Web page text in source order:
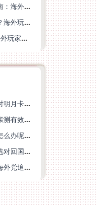
美国打我的起源加速器下载指南：海外玩国服游戏不再卡的终极方案
江南百景图国外加速器有哪些？海外玩家亲测好用的选择与避坑指南
去国外能打王国保卫战4吗？海外玩家国服游戏加速全攻略（附公主连结幻想江湖实测）
海外党必看：怎么在国外玩秦时明月卡牌版？附豆瓣EZCast地区限制破解法
海外怎么听酷我畅听？留学生亲测有效的华语内容解锁指南
在国外看不了央视影音电视剧怎么办呢？海外党亲测有效的回国加速方案
海外华人看国内电视剧总卡？选对回国加速器，还能解决菲律宾打不开反诈中心的问题
探花在比利时用不了怎么办？海外党追剧办事全攻略，选对加速器就够了